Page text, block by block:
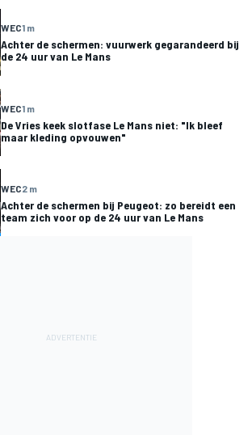
WEC1 m
Achter de schermen: vuurwerk gegarandeerd bij
de 24 uur van Le Mans
WEC1 m
De Vries keek slotfase Le Mans niet: "Ik bleef
maar kleding opvouwen"
WEC2 m
Achter de schermen bij Peugeot: zo bereidt een
team zich voor op de 24 uur van Le Mans